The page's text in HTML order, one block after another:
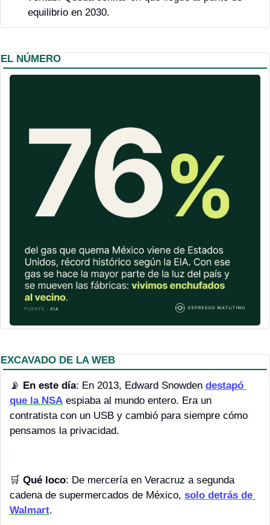
equilibrio en 2030.
EL NÚMERO
EXCAVADO DE LA WEB
📡 En este día: En 2013, Edward Snowden destapó
que la NSA espiaba al mundo entero. Era un
contratista con un USB y cambió para siempre cómo
pensamos la privacidad.
🛒 Qué loco: De mercería en Veracruz a segunda
cadena de supermercados de México, solo detrás de
Walmart.